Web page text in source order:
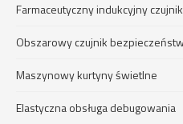
Farmaceutyczny indukcyjny
Obszarowy czujnik
Maszynowy kurtyny świetlne
Elastyczna obsługa debugowania